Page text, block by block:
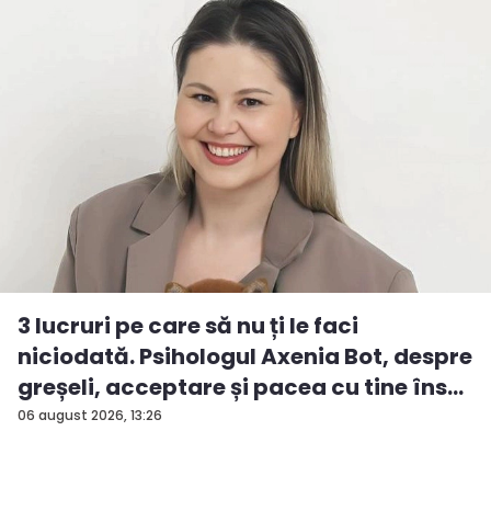
06 august 2026, 13:26
3 lucruri pe care să nu ți le faci
niciodată. Psihologul Axenia Bot, despre
greșeli, acceptare și pacea cu tine îns...